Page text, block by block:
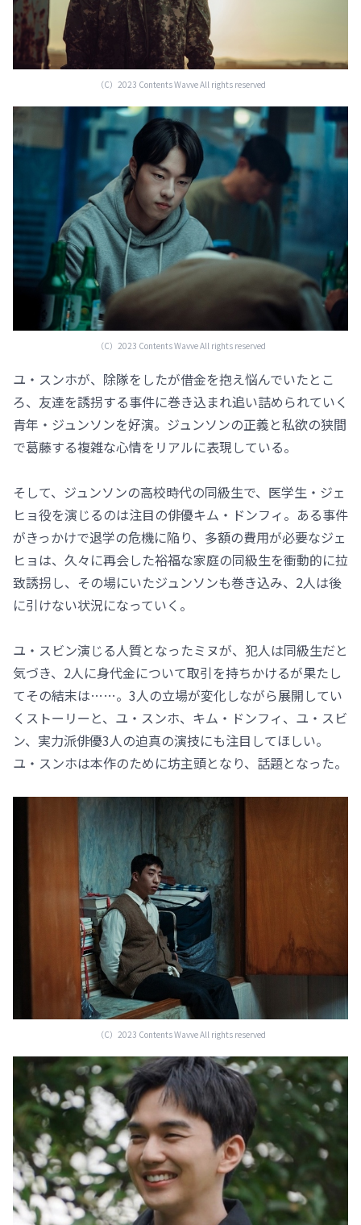
（C）2023 Contents Wavve All rights reserved
（C）2023 Contents Wavve All rights reserved
ユ・スンホが、除隊をしたが借金を抱え悩んでいたとこ
ろ、友達を誘拐する事件に巻き込まれ追い詰められていく
青年・ジュンソンを好演。ジュンソンの正義と私欲の狭間
で葛藤する複雑な心情をリアルに表現している。
そして、ジュンソンの高校時代の同級生で、医学生・ジェ
ヒョ役を演じるのは注目の俳優キム・ドンフィ。ある事件
がきっかけで退学の危機に陥り、多額の費用が必要なジェ
ヒョは、久々に再会した裕福な家庭の同級生を衝動的に拉
致誘拐し、その場にいたジュンソンも巻き込み、2人は後
に引けない状況になっていく。
ユ・スビン演じる人質となったミヌが、犯人は同級生だと
気づき、2人に身代金について取引を持ちかけるが果たし
てその結末は……。3人の立場が変化しながら展開してい
くストーリーと、ユ・スンホ、キム・ドンフィ、ユ・スビ
ン、実力派俳優3人の迫真の演技にも注目してほしい。
ユ・スンホは本作のために坊主頭となり、話題となった。
（C）2023 Contents Wavve All rights reserved